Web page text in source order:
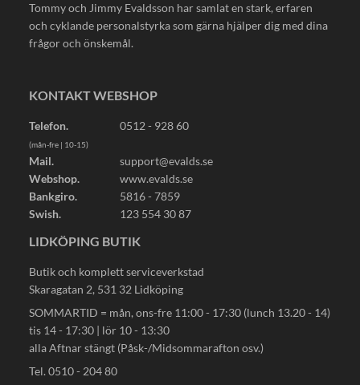
Tommy och Jimmy Evaldsson har samlat en stark, erfaren
och cyklande personalstyrka som gärna hjälper dig med dina
frågor och önskemål.
KONTAKT WEBSHOP
Telefon. 0512 - 928 60
(mån-fre | 10-15)
Mail.
support@evalds.se
Webshop.
www.evalds.se
Bankgiro.
5816 - 7859
Swish.
123 554 30 87
LIDKÖPING BUTIK
Butik och komplett serviceverkstad
Skaragatan 2, 531 32 Lidköping
SOMMARTID = mån, ons-fre 11:00 - 17:30 (lunch 13.20 - 14)
tis 14 - 17:30 | lör 10 - 13:30
alla Aftnar stängt (Påsk-/Midsommarafton osv.)
Tel. 0510 - 204 80